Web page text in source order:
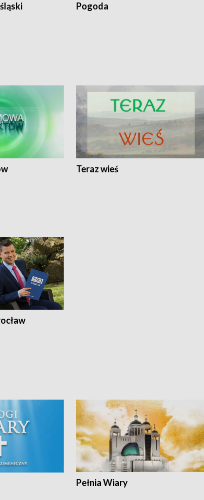
Pogoda
Teraz wieś
Pełnia Wiary